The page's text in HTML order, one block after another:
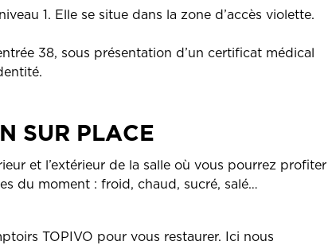
1. Elle se situe dans la zone d’accès violette.
38, sous présentation d’un certificat médical
SUR PLACE
et l’extérieur de la salle où vous pourrez profiter
du moment : froid, chaud, sucré, salé…
TOPIVO pour vous restaurer. Ici nous